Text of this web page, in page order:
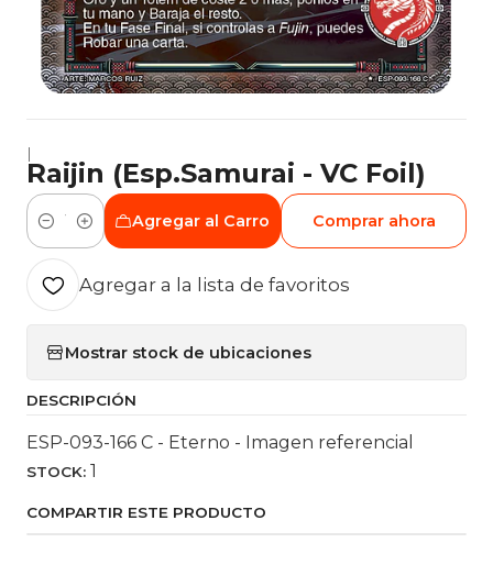
|
Raijin (Esp.Samurai - VC Foil)
Cantidad
Agregar al Carro Comprar ahora
Agregar a la lista de favoritos
Mostrar stock de ubicaciones
DESCRIPCIÓN
ESP-093-166 C - Eterno - Imagen referencial
STOCK: 1
COMPARTIR ESTE PRODUCTO